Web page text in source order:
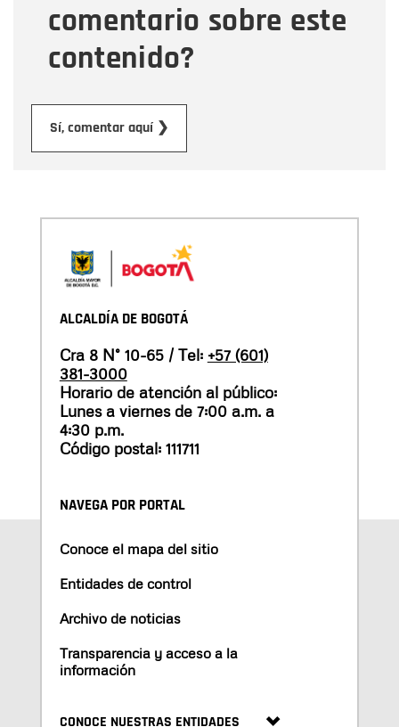
comentario sobre este
contenido?
Sí, comentar aquí ❯
ALCALDÍA DE BOGOTÁ
Cra 8 N° 10-65 / Tel: +57 (601)
381-3000
Horario de atención al público:
Lunes a viernes de 7:00 a.m. a
4:30 p.m.
Código postal: 111711
NAVEGA POR PORTAL
Conoce el mapa del sitio
Entidades de control
Archivo de noticias
Transparencia y acceso a la
información
CONOCE NUESTRAS ENTIDADES